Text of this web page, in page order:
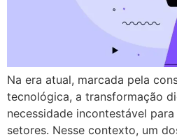
Na era atual, marcada pela
tecnológica, a transformação
necessidade incontestável
setores. Nesse contexto, um